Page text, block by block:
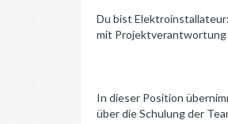
Du bist
mit Projektverantwortung
In dieser Position
über die Schulung der